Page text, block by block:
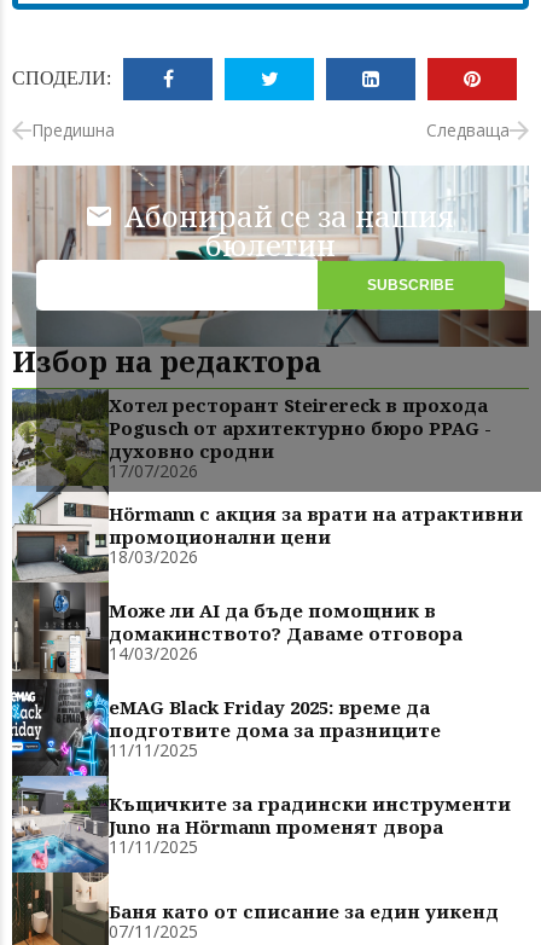
СПОДЕЛИ:
Предишна Следваща
Абонирай се за нашия
бюлетин
Избор на редактора
Хотел ресторант Steirereck в прохода
Pogusch от архитектурно бюро PPAG -
духовно сродни
17/07/2026
Hörmann с акция за врати на атрактивни
промоционални цени
18/03/2026
Може ли AI да бъде помощник в
домакинството? Даваме отговора
14/03/2026
eMAG Black Friday 2025: време да
подготвите дома за празниците
11/11/2025
Къщичките за градински инструменти
Juno на Hörmann променят двора
11/11/2025
Баня като от списание за един уикенд
07/11/2025